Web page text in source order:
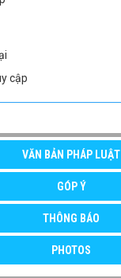
cập
VĂN BẢN PHÁP LUẬT
GÓP Ý
THÔNG BÁO
PHOTOS